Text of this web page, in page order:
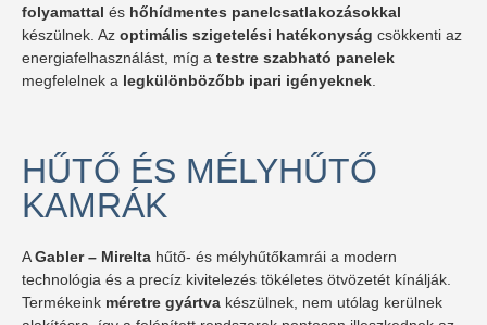
folyamattal és hőhídmentes panelcsatlakozásokkal
készülnek. Az optimális szigetelési hatékonyság csökkenti az
energiafelhasználást, míg a testre szabható panelek
megfelelnek a legkülönbözőbb ipari igényeknek
HŰTŐ ÉS MÉLYHŰTŐ
KAMRÁK
AGabler – Mirelta hűtő- és mélyhűtőkamrái a modern
technológia és a precíz kivitelezés tökéletes ötvözetét kínálják.
Termékeink méretre gyártva készülnek, nem utólag kerülnek